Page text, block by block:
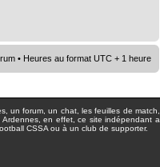
• Heures au format UTC + 1 heure
un forum, un chat, les feuilles de match,
en effet, ce site indépendant a
CSSA ou à un club de supporter.